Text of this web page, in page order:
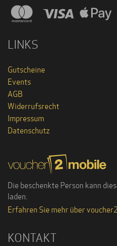
LINKS
Gutscheine
Events
AGB
Widerrufsrecht
Impressum
Datenschutz
Die beschenkte Person kann
laden.
Erfahren Sie mehr über
KONTAKT